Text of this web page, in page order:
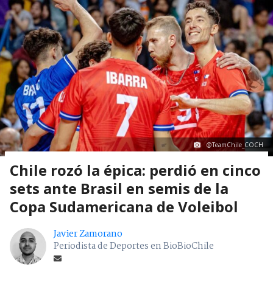
@TeamChile_COCH
Chile rozó la épica: perdió en cinco
sets ante Brasil en semis de la
Copa Sudamericana de Voleibol
Javier Zamorano
Periodista de Deportes en BioBioChile